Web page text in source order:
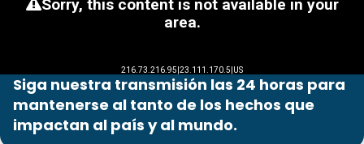
Siga nuestra transmisión las 24 horas para
mantenerse al tanto de los hechos que
impactan al país y al mundo.
Programas